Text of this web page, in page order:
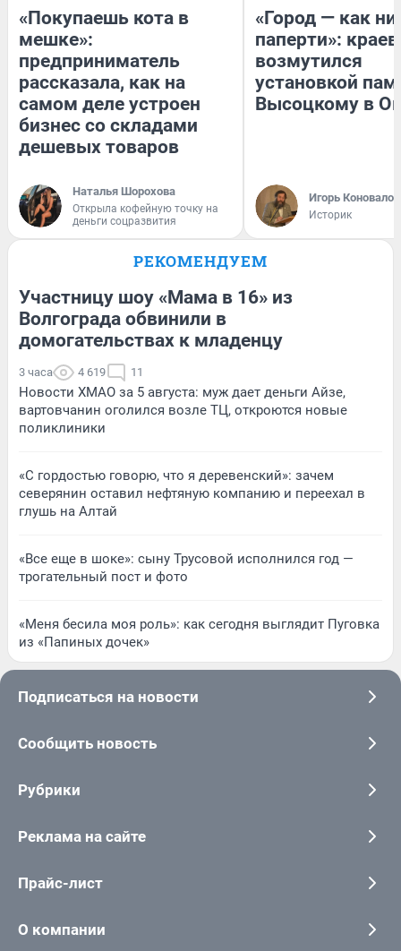
«Покупаешь кота в
мешке»:
предприниматель
рассказала, как на
самом деле устроен
бизнес со складами
дешевых товаров
Наталья Шорохова
Открыла кофейную точку на
деньги соцразвития
«Город — как
паперти»:
возмутился
установкой
Высоцкому в
Игорь Коновалов
Историк
РЕКОМЕНДУЕМ
Участницу шоу «Мама в 16» из
Волгограда обвинили в
домогательствах к младенцу
3 часа 4 619 11
Новости ХМАО за 5 августа: муж дает деньги Айзе,
вартовчанин оголился возле ТЦ, откроются новые
поликлиники
«С гордостью говорю, что я деревенский»: зачем
северянин оставил нефтяную компанию и переехал в
глушь на Алтай
«Все еще в шоке»: сыну Трусовой исполнился год —
трогательный пост и фото
«Меня бесила моя роль»: как сегодня выглядит Пуговка
из «Папиных дочек»
Подписаться на новости
Сообщить новость
Рубрики
Реклама на сайте
Прайс-лист
О компании